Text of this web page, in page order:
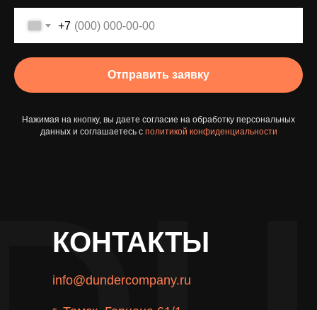
+7
Отправить заявку
Нажимая на кнопку, вы даете согласие на обработку персональных
данных и соглашаетесь c политикой конфиденциальности
КОНТАКТЫ
info@dundercompany.ru